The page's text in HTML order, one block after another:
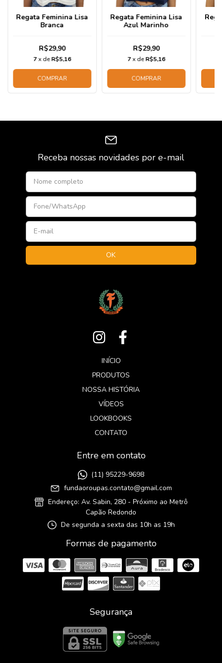
Regata Feminina Lisa
Branca
R$29,90
7x deR$5,16
COMPRAR
Regata Feminina Lisa
Azul Marinho
R$29,90
7x deR$5,16
COMPRAR
Receba nossas novidades por e-mail
INÍCIO
PRODUTOS
NOSSA HISTÓRIA
VÍDEOS
LOOKBOOKS
CONTATO
Entre em contato
(11) 95229-9698
fundaoroupas.contato@gmail.com
Endereço: Av. Sabin, 280 - Próximo ao Metrô
Capão Redondo
De segunda a sexta das 10h as 19h
Formas de pagamento
Segurança